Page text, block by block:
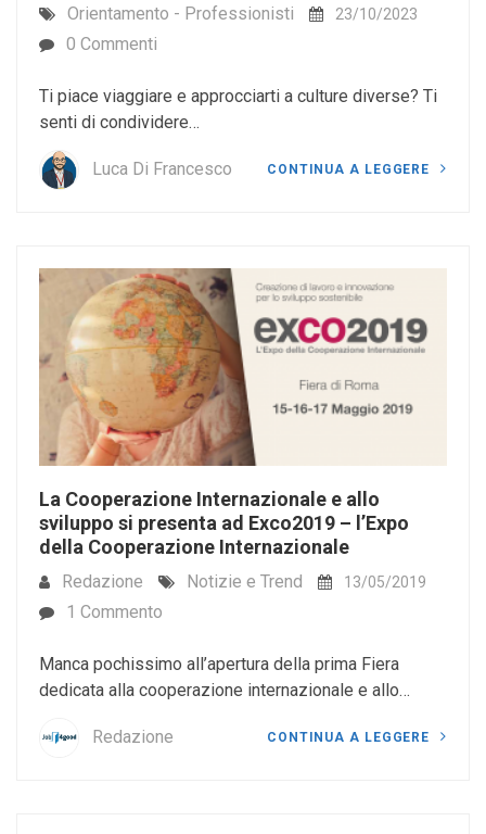
Orientamento - Professionisti
23/10/2023
0 Commenti
Ti piace viaggiare e approcciarti a culture diverse? Ti
senti di condividere…
Luca Di Francesco CONTINUA A LEGGERE
La Cooperazione Internazionale e allo
sviluppo si presenta ad Exco2019 – l’Expo
della Cooperazione Internazionale
Redazione Notizie e Trend 13/05/2019
1 Commento
Manca pochissimo all’apertura della prima Fiera
dedicata alla cooperazione internazionale e allo…
Redazione CONTINUA A LEGGERE